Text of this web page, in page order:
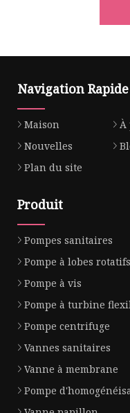
Navigation Rapide
Maison À
Nouvelles
Plan du site
Produit
Pompes sanitaires
Pompe à lobes rotatifs
Pompe à vis
Pompe à turbine
Pompe centrifuge
Vannes sanitaires
Vanne à membrane
Pompe